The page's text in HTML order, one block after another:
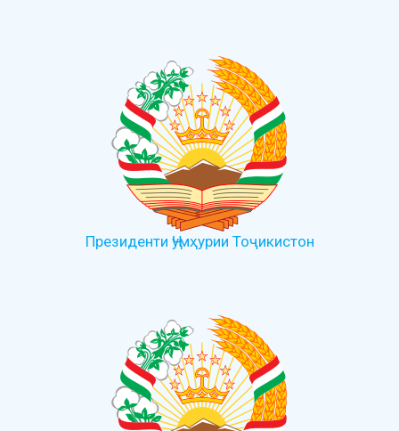
Президенти Ҷумҳурии Тоҷикистон